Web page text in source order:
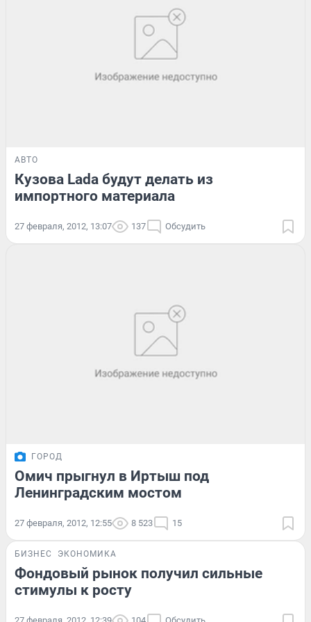
АВТО
Кузова Lada будут делать из
импортного материала
27 февраля, 2012, 13:07 137 Обсудить
ГОРОД
Омич прыгнул в Иртыш под
Ленинградским мостом
27 февраля, 2012, 12:55 8 523 15
БИЗНЕС ЭКОНОМИКА
Фондовый рынок получил сильные
стимулы к росту